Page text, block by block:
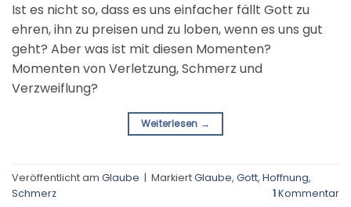
Ist es nicht so, dass es uns einfacher fällt Gott zu
ehren, ihn zu preisen und zu loben, wenn es uns gut
geht? Aber was ist mit diesen Momenten?
Momenten von Verletzung, Schmerz und
Verzweiflung?
Weiterlesen →
Veröffentlicht am Glaube | MarkiertGlaube, Gott, Hoffnung,
Schmerz
1Kommentar